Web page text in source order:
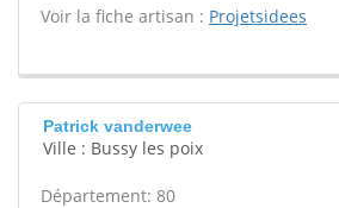
Voir la fiche artisan : Projetsidees
Patrick vanderwee
Ville : Bussy les poix
Département: 80